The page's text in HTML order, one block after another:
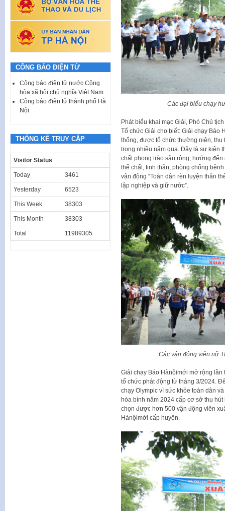
Các đại biểu chạy
Phát biểu khai mạc Giải, Phó Chủ
Tổ chức Giải cho biết: Giải chạy Báo
thống, được tổ chức thường niên,
trong nhiều năm qua. Đây là sự kiện
chất phong trào sâu rộng, hướng
thể chất, tinh thần, phòng chống
vận động “Toàn dân rèn luyện thân
lập nghiệp và giữ nước”.
Các vận động viên nữ
Giải chạy Báo Hànộimới mở rộng
tổ chức phát động từ tháng 3/2024.
chạy Olympic vì sức khỏe toàn dân
hòa bình năm 2024 cấp cơ sở thu
chọn được hơn 500 vận động viên
Hànộimới cấp huyện.
CÔNG BÁO ĐIỆN TỬ
Công báo điện tử nước Cộng
hòa xã hội chủ nghĩa Việt Nam
Công báo điện tử thành phố Hà
Nội
THỐNG KÊ TRUY CẬP
Visitor Status
Today 3461
Yesterday 6523
This Week 38303
This Month 38303
Total 11989305